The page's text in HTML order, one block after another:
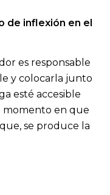
de inflexión en el
es responsable
y colocarla junto
esté accesible
momento en que
se produce la